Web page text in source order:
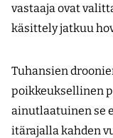
vastaaja ovat
käsittely jatkuu
Tuhansien
poikkeuksellinen
ainutlaatuinen se
itärajalla kahden